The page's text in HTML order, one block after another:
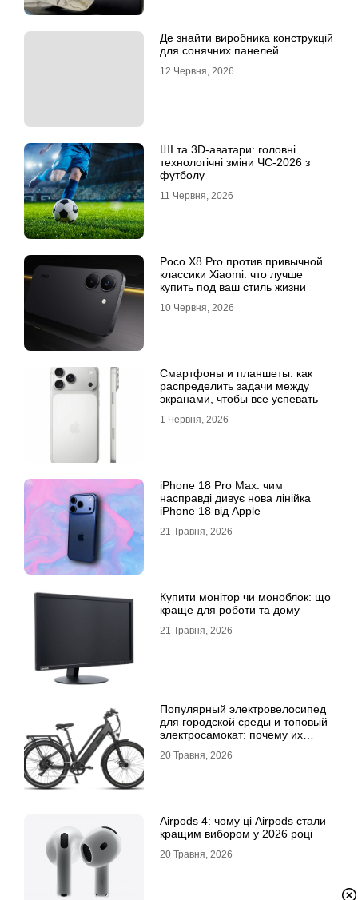
Де знайти виробника конструкцій
для сонячних панелей
12 Червня, 2026
ШІ та 3D-аватари: головні
технологічні зміни ЧС-2026 з
футболу
11 Червня, 2026
Poco X8 Pro против привычной
классики Xiaomi: что лучше
купить под ваш стиль жизни
10 Червня, 2026
Смартфоны и планшеты: как
распределить задачи между
экранами, чтобы все успевать
1 Червня, 2026
iPhone 18 Pro Max: чим
насправді дивує нова лінійка
iPhone 18 від Apple
21 Травня, 2026
Купити монітор чи моноблок: що
краще для роботи та дому
21 Травня, 2026
Популярный электровелосипед
для городской среды и топовый
электросамокат: почему их
20 Травня, 2026
Airpods 4: чому ці Airpods стали
кращим вибором у 2026 році
20 Травня, 2026